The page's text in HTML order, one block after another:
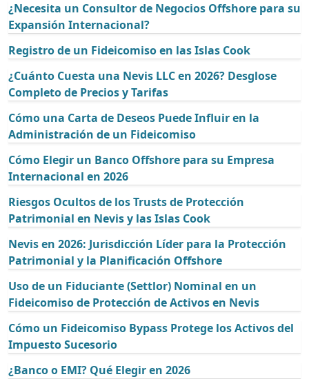
¿Necesita un Consultor de Negocios Offshore para su
Expansión Internacional?
Registro de un Fideicomiso en las Islas Cook
¿Cuánto Cuesta una Nevis LLC en 2026? Desglose
Completo de Precios y Tarifas
Cómo una Carta de Deseos Puede Influir en la
Administración de un Fideicomiso
Cómo Elegir un Banco Offshore para su Empresa
Internacional en 2026
Riesgos Ocultos de los Trusts de Protección
Patrimonial en Nevis y las Islas Cook
Nevis en 2026: Jurisdicción Líder para la Protección
Patrimonial y la Planificación Offshore
Uso de un Fiduciante (Settlor) Nominal en un
Fideicomiso de Protección de Activos en Nevis
Cómo un Fideicomiso Bypass Protege los Activos del
Impuesto Sucesorio
¿Banco o EMI? Qué Elegir en 2026